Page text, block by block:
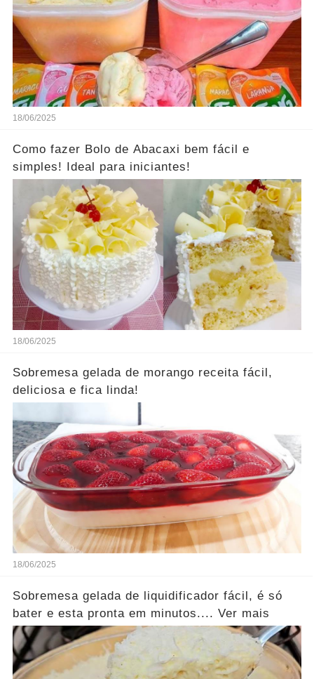
18/06/2025
Como fazer Bolo de Abacaxi bem fácil e
simples! Ideal para iniciantes!
18/06/2025
Sobremesa gelada de morango receita fácil,
deliciosa e fica linda!
18/06/2025
Sobremesa gelada de liquidificador fácil, é só
bater e esta pronta em minutos.... Ver mais